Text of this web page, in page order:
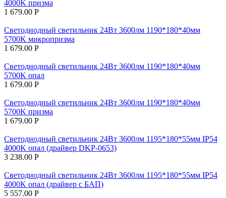
4000K призма
1 679.00 Р
Светодиодный светильник 24Вт 3600лм 1190*180*40мм
5700K микропризма
1 679.00 Р
Светодиодный светильник 24Вт 3600лм 1190*180*40мм
5700K опал
1 679.00 Р
Светодиодный светильник 24Вт 3600лм 1190*180*40мм
5700K призма
1 679.00 Р
Светодиодный светильник 24Вт 3600лм 1195*180*55мм IP54
4000K опал (драйвер DKP-0653)
3 238.00 Р
Светодиодный светильник 24Вт 3600лм 1195*180*55мм IP54
4000K опал (драйвер с БАП)
5 557.00 Р